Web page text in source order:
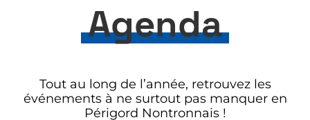
Agenda
Tout au long de l’année, retrouvez les
événements à ne surtout pas manquer en
Périgord Nontronnais !